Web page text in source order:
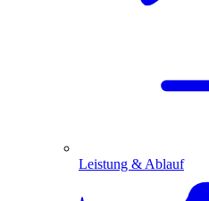
Leistung & Ablauf